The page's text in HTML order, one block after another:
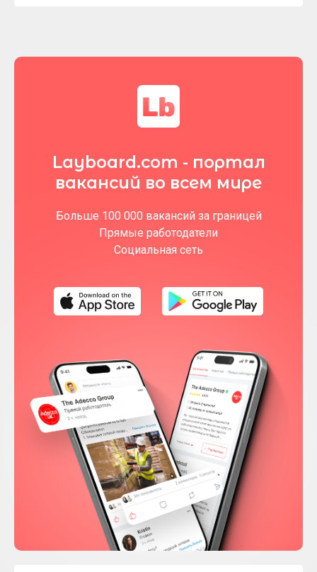
Layboard.com - портал
вакансий во всем мире
Больше 100 000 вакансий за границей
Прямые работодатели
Социальная сеть